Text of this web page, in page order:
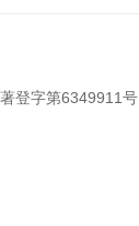
登字第6349911号